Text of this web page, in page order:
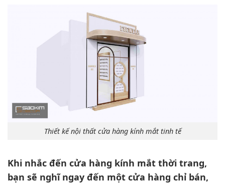
Thiết kế nội thất cửa hàng kính mắt tinh tế
Khi nhắc đến cửa hàng kính mắt thời trang,
bạn sẽ nghĩ ngay đến một cửa hàng chỉ bán,